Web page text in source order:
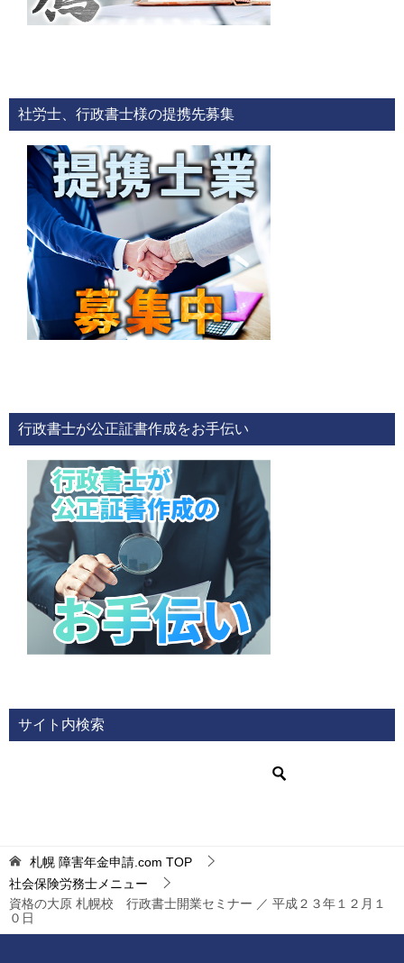
社労士、行政書士様の提携先募集
行政書士が公正証書作成をお手伝い
サイト内検索
札幌 障害年金申請.com TOP
社会保険労務士メニュー
資格の大原 札幌校 行政書士開業セミナー ／ 平成２３年１２月１
０日